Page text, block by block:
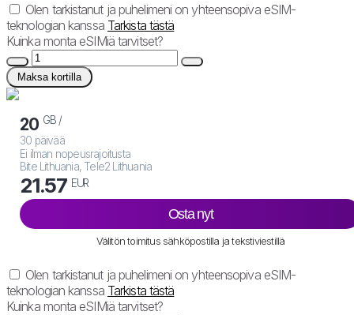
Olen tarkistanut ja puhelimeni on yhteensopiva eSIM-
teknologian kanssa Tarkista tästä
Kuinka monta eSIMiä tarvitset?
Maksa kortilla
20 GB /
30 päivää
Ei ilman nopeusrajoitusta
Bite Lithuania, Tele2 Lithuania
21.57 EUR
Osta nyt
Välitön toimitus sähköpostilla ja tekstiviestillä
Olen tarkistanut ja puhelimeni on yhteensopiva eSIM-
teknologian kanssa Tarkista tästä
Kuinka monta eSIMiä tarvitset?